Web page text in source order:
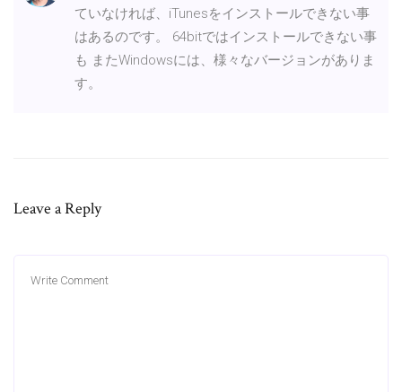
ていなければ、iTunesをインストールできない事
はあるのです。 64bitではインストールできない事
も またWindowsには、様々なバージョンがありま
す。
Leave a Reply